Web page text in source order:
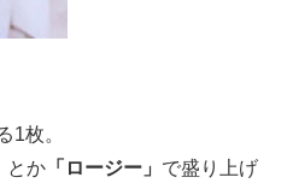
1枚。
とか 「ロージー」 で盛り上げ